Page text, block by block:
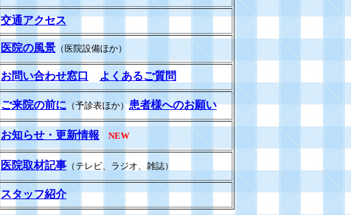
交通アクセス
医院の風景 （医院設備ほか）
お問い合わせ窓口 よくあるご質問
ご来院の前に （予診表ほか）患者様へのお願い
お知らせ・更新情報 NEW
医院取材記事 （テレビ、ラジオ、雑誌）
スタッフ紹介